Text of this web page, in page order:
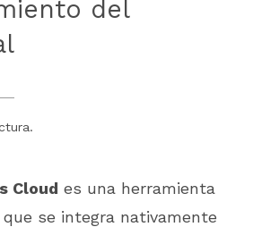
del
Cloud es una herramienta
se integra nativamente